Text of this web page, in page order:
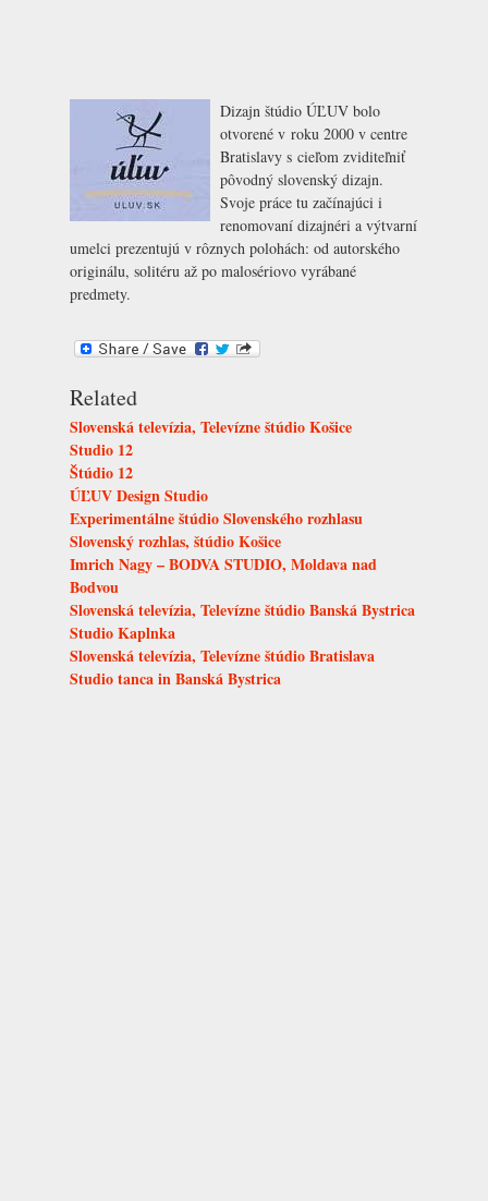
Dizajn štúdio ÚĽUV bolo
otvorené v roku 2000 v centre
Bratislavy s cieľom zviditeľniť
pôvodný slovenský dizajn.
Svoje práce tu začínajúci i
renomovaní dizajnéri a výtvarní
umelci prezentujú v rôznych polohách: od autorského
originálu, solitéru až po malosériovo vyrábané
predmety.
Related
Slovenská televízia, Televízne štúdio Košice
Studio 12
Štúdio 12
ÚĽUV Design Studio
Experimentálne štúdio Slovenského rozhlasu
Slovenský rozhlas, štúdio Košice
Imrich Nagy – BODVA STUDIO, Moldava nad
Bodvou
Slovenská televízia, Televízne štúdio Banská Bystrica
Studio Kaplnka
Slovenská televízia, Televízne štúdio Bratislava
Studio tanca in Banská Bystrica